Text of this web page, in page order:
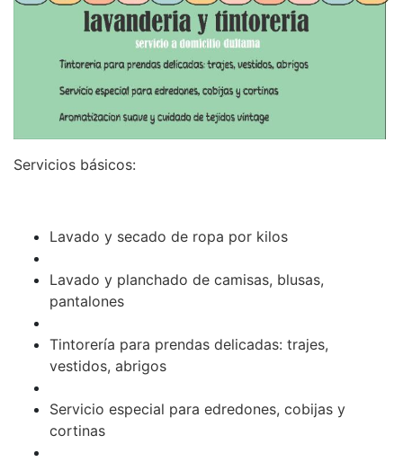
Servicios básicos:
Lavado y secado de ropa por kilos
Lavado y planchado de camisas, blusas,
pantalones
Tintorería para prendas delicadas: trajes,
vestidos, abrigos
Servicio especial para edredones, cobijas y
cortinas